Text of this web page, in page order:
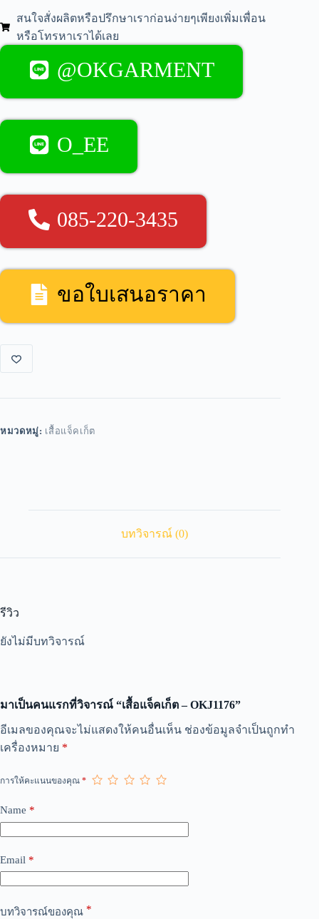
สนใจสั่งผลิตหรือปรึกษาเราก่อนง่ายๆเพียงเพิ่มเพื่อน
หรือโทรหาเราได้เลย
@OKGARMENT
O_EE
085-220-3435
ขอใบเสนอราคา
หมวดหมู่: เสื้อแจ็คเก็ต
บทวิจารณ์ (0)
รีวิว
ยังไม่มีบทวิจารณ์
มาเป็นคนแรกที่วิจารณ์ “เสื้อแจ็คเก็ต – OKJ1176”
อีเมลของคุณจะไม่แสดงให้คนอื่นเห็น ช่องข้อมูลจำเป็นถูกทำ
เครื่องหมาย *
การให้คะแนนของคุณ *
Name *
Email *
บทวิจารณ์ของคุณ *
A
t
r
a
t
e